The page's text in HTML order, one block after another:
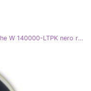
Infradito Skechers On the Go 600-Sunbathe W 140000-LTPK nero rosa